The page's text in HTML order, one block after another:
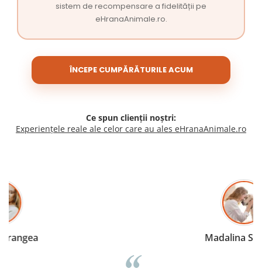
sistem de recompensare a fidelității pe
eHranaAnimale.ro.
ÎNCEPE CUMPĂRĂTURILE ACUM
Ce spun clienții noștri:
Experiențele reale ale celor care au ales eHranaAnimale.ro